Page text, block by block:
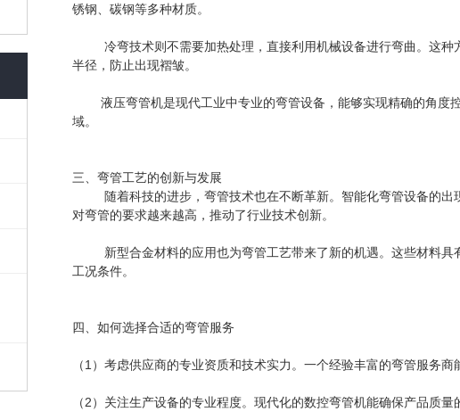
锈钢、碳钢等多种材质。
冷弯技术则不需要加热处理，直接利用机械设备进行弯曲。这种
半径，防止出现褶皱。
液压弯管机是现代工业中专业的弯管设备，能够实现精确的角度
域。
三、弯管工艺的创新与发展
随着科技的进步，弯管技术也在不断革新。智能化弯管设备的出
对弯管的要求越来越高，推动了行业技术创新。
新型合金材料的应用也为弯管工艺带来了新的机遇。这些材料具
工况条件。
四、如何选择合适的弯管服务
（1）考虑供应商的专业资质和技术实力。一个经验丰富的弯管服务商
（2）关注生产设备的专业程度。现代化的数控弯管机能确保产品质量